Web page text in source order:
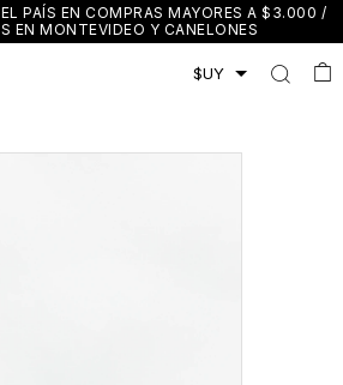
PAÍS EN COMPRAS MAYORES A $3.000 /
EN MONTEVIDEO Y CANELONES